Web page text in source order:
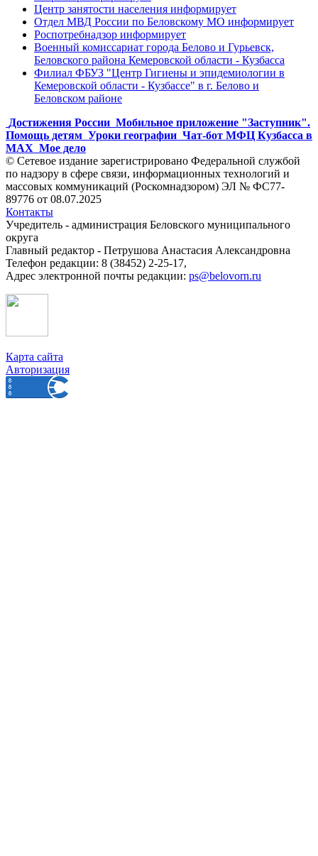
Центр занятости населения информирует
Отдел МВД России по Беловскому МО информирует
Роспотребнадзор информирует
Военный комиссариат города Белово и Гурьевск,
Беловского района Кемеровской области - Кузбасса
Филиал ФБУЗ "Центр Гигиены и эпидемиологии в
Кемеровской области - Кузбассе" в г. Белово и
Беловском районе
Достижения России Мобильное приложение "Заступник".
Помощь детям Уроки географии Чат-бот МФЦ Кузбасса в
MAX Мое дело
© Сетевое издание зарегистрировано Федеральной службой
по надзору в сфере связи, информационных технологий и
массовых коммуникаций (Роскомнадзором) ЭЛ № ФС77-
89776 от 08.07.2025
Контакты
Учредитель - администрация Беловского муниципального
округа
Главный редактор - Петрушова Анастасия Александровна
Телефон редакции: 8 (38452) 2-25-17,
Адрес электронной почты редакции: ps@belovorn.ru
Карта сайта
Авторизация